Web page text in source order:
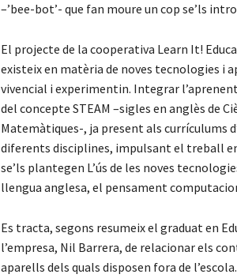
–’bee-bot’- que fan moure un cop se’ls
El projecte de la cooperativa Learn It!
existeix en matèria de noves tecnologies i
vivencial i experimentin. Integrar
del concepte STEAM –sigles en anglès de
Matemàtiques-, ja present als currículums
diferents disciplines, impulsant el treball
se’ls plantegen L’ús de les noves
llengua anglesa, el pensament
Es tracta, segons resumeix el graduat en
l’empresa, Nil Barrera, de relacionar els
aparells dels quals disposen fora de